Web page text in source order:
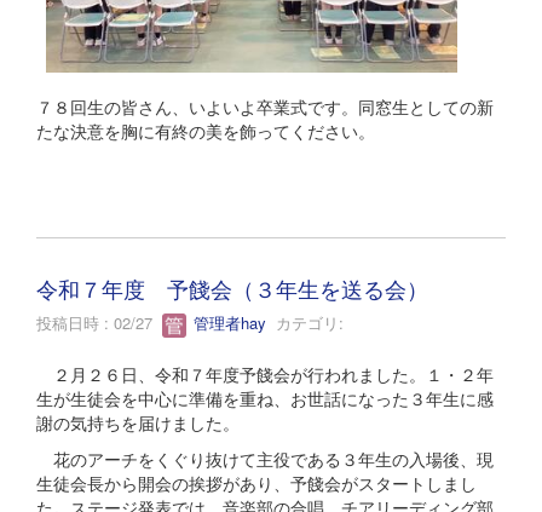
７８回生の皆さん、いよいよ卒業式です。同窓生としての新
たな決意を胸に有終の美を飾ってください。
令和７年度 予餞会（３年生を送る会）
投稿日時 : 02/27 管理者hay カテゴリ:
２月２６日、令和７年度予餞会が行われました。１・２年
生が生徒会を中心に準備を重ね、お世話になった３年生に感
謝の気持ちを届けました。
花のアーチをくぐり抜けて主役である３年生の入場後、現
生徒会長から開会の挨拶があり、予餞会がスタートしまし
た。ステージ発表では、音楽部の合唱、チアリーディング部